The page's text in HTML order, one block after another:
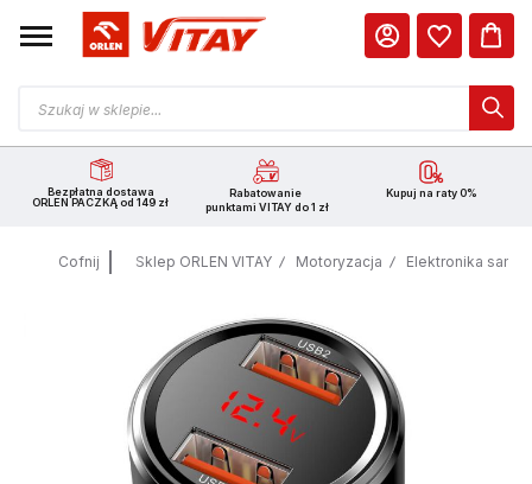
Bezpłatna dostawa
ORLEN PACZKĄ od 149 zł
Rabatowanie
punktami VITAY do 1 zł
Kupuj na raty 0%
Cofnij Sklep ORLEN VITAY Motoryzacja Elektronika